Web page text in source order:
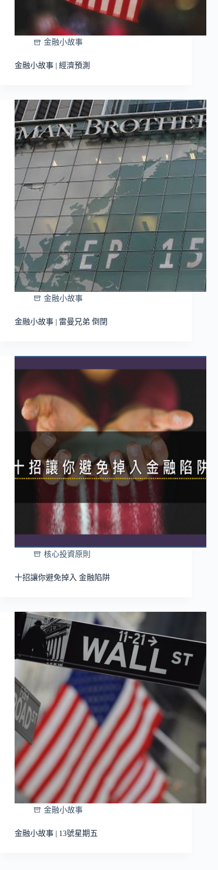
金融小故事
金融小故事 | 經濟預測
金融小故事
金融小故事 | 雷曼兄弟 倒閉
核心投資原則
十招讓你避免掉入 金融陷阱
金融小故事
金融小故事 | 13號星期五